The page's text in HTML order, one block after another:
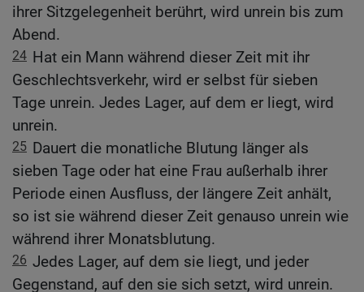
ihrer Sitzgelegenheit berührt, wird unrein bis zum
Abend.
24 Hat ein Mann während dieser Zeit mit ihr
Geschlechtsverkehr, wird er selbst für sieben
Tage unrein. Jedes Lager, auf dem er liegt, wird
unrein.
25 Dauert die monatliche Blutung länger als
sieben Tage oder hat eine Frau außerhalb ihrer
Periode einen Ausfluss, der längere Zeit anhält,
so ist sie während dieser Zeit genauso unrein wie
während ihrer Monatsblutung.
26 Jedes Lager, auf dem sie liegt, und jeder
Gegenstand, auf den sie sich setzt, wird unrein.